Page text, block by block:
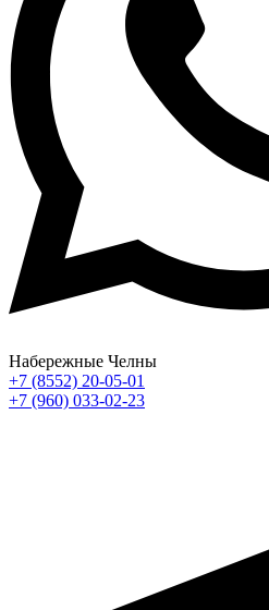
Набережные Челны
+7 (8552) 20-05-01
+7 (960) 033-02-23